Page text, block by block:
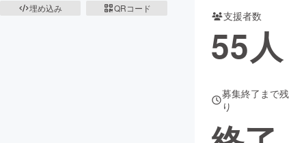
埋め込み
QRコード
支援者数
55人
募集終了まで残
り